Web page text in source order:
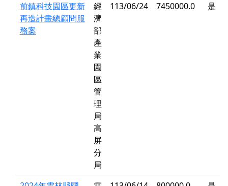
前鎮科技園區更新
再造計畫總顧問服
務案
經
濟
部
產
業
園
區
管
理
局
高
屏
分
局
113/06/24 7450000.0 是